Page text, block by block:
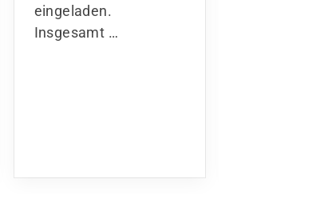
eingeladen.
Insgesamt …